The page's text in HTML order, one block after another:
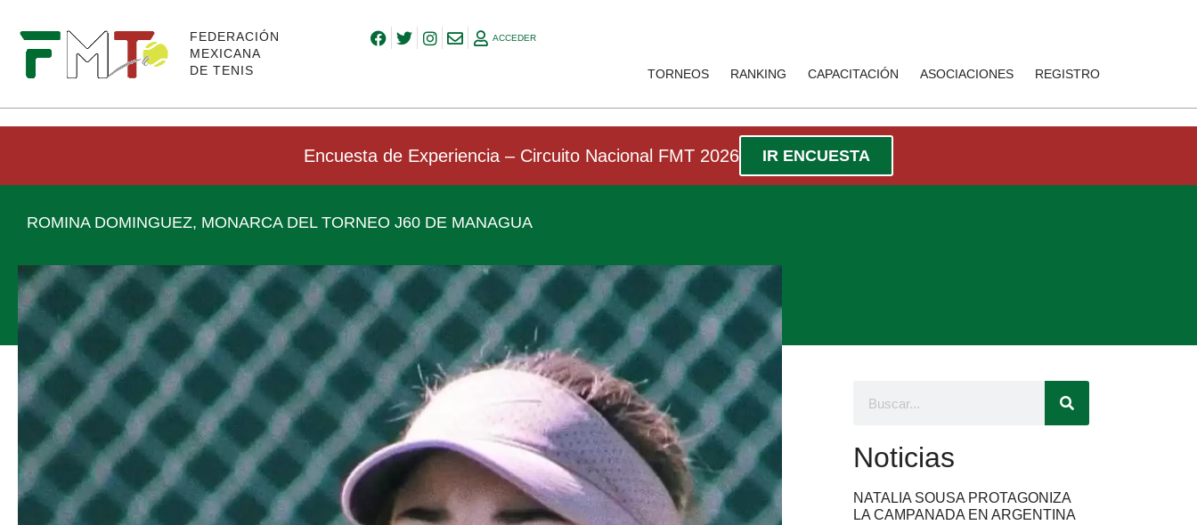
FEDERACIÓN
MEXICANA
DE TENIS
ACCEDER
TORNEOS RANKING CAPACITACIÓN ASOCIACIONES REGISTRO
Encuesta de Experiencia – Circuito Nacional FMT 2026 IR ENCUESTA
ROMINA DOMINGUEZ, MONARCA DEL TORNEO J60 DE MANAGUA
Noticias
NATALIA SOUSA PROTAGONIZA
LA CAMPANADA EN ARGENTINA